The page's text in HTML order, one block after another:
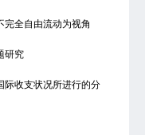
全自由流动为视角
研究
收支状况所进行的分